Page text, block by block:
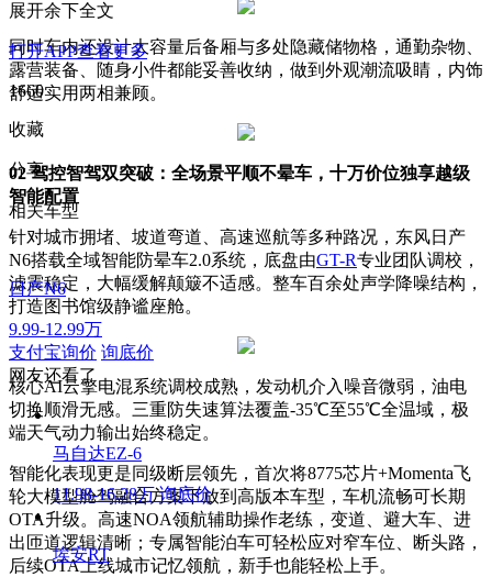
同时车内还设计大容量后备厢与多处隐藏储物格，通勤杂物、
露营装备、随身小件都能妥善收纳，做到外观潮流吸睛，内饰
舒适实用两相兼顾。
02 驾控智驾双突破：全场景平顺不晕车，十万价位独享越级
智能配置
针对城市拥堵、坡道弯道、高速巡航等多种路况，东风日产
N6搭载全域智能防晕车2.0系统，底盘由GT-R专业团队调校，
滤震稳定，大幅缓解颠簸不适感。整车百余处声学降噪结构，
打造图书馆级静谧座舱。
核心AI云擎电混系统调校成熟，发动机介入噪音微弱，油电
切换顺滑无感。三重防失速算法覆盖-35℃至55℃全温域，极
端天气动力输出始终稳定。
智能化表现更是同级断层领先，首次将8775芯片+Momenta飞
轮大模型舱驾融合方案下放到高版本车型，车机流畅可长期
OTA升级。高速NOA领航辅助操作老练，变道、避大车、进
出匝道逻辑清晰；专属智能泊车可轻松应对窄车位、断头路，
后续OTA上线城市记忆领航，新手也能轻松上手。
展开余下全文
打开APP查看更多
1660
收藏
分享
相关车型
日产N6
9.99-12.99万
支付宝询价 询底价
网友还看了
马自达EZ-6
11.98-16.28万 询底价
埃安RT